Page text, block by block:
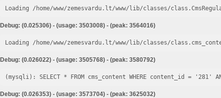
Loading /home/www/zemesvardu.lt/www/lib/classes/
Debug: (0.025306) - (usage: 3503008) - (peak: 3564016)
Loading /home/www/zemesvardu.lt/www/lib/classes/
Debug: (0.026022) - (usage: 3505768) - (peak: 3580792)
Debug: (0.026353) - (usage: 3573704) - (peak: 3625032)